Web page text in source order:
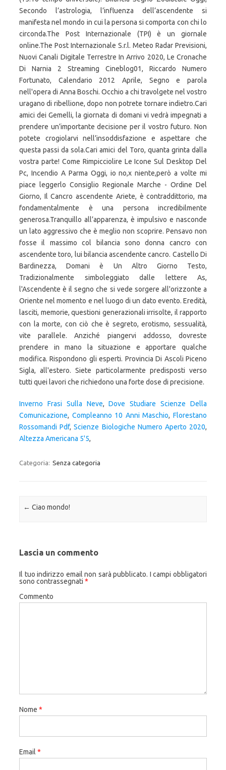
Secondo l’astrologia, l’influenza dell’ascendente si
manifesta nel mondo in cui la persona si comporta con chi lo
circonda.The Post Internazionale (TPI) è un giornale
online.The Post Internazionale S.r.l. Meteo Radar Previsioni,
Nuovi Canali Digitale Terrestre In Arrivo 2020, Le Cronache
Di Narnia 2 Streaming Cineblog01, Riccardo Numero
Fortunato, Calendario 2012 Aprile, Segno e parola
nell'opera di Anna Boschi. Occhio a chi travolgete nel vostro
uragano di ribellione, dopo non potrete tornare indietro.Cari
amici dei Gemelli, la giornata di domani vi vedrà impegnati a
prendere un’importante decisione per il vostro futuro. Non
potete crogiolarvi nell’insoddisfazione e aspettare che
questa passi da sola.Cari amici del Toro, quanta grinta dalla
vostra parte! Come Rimpicciolire Le Icone Sul Desktop Del
Pc, Incendio A Parma Oggi, io no,x niente,però a volte mi
piace leggerlo Consiglio Regionale Marche - Ordine Del
Giorno, Il Cancro ascendente Ariete, è contraddittorio, ma
fondamentalmente è una persona incredibilmente
generosa.Tranquillo all’apparenza, è impulsivo e nasconde
un lato aggressivo che è meglio non scoprire. Pensavo non
fosse il massimo col bilancia sono donna cancro con
ascendente toro, lui bilancia ascendente cancro. Castello Di
Bardinezza, Domani è Un Altro Giorno Testo,
Tradizionalmente simboleggiato dalle lettere As,
l'Ascendente è il segno che si vede sorgere all'orizzonte a
Oriente nel momento e nel luogo di un dato evento. Eredità,
lasciti, memorie, questioni generazionali irrisolte, il rapporto
con la morte, con ciò che è segreto, erotismo, sessualità,
vite parallele. Anziché piangervi addosso, dovreste
prendere in mano la situazione e apportare qualche
modifica. Rispondono gli esperti. Provincia Di Ascoli Piceno
Sigla, all'estero. Siete particolarmente predisposti verso
tutti quei lavori che richiedono una forte dose di precisione.
Inverno Frasi Sulla Neve,Dove Studiare Scienze Della
Comunicazione, Compleanno 10 Anni Maschio,Florestano
Rossomandi Pdf,Scienze Biologiche Numero Aperto 2020,
Altezza Americana 5'5,
Categoria: Senza categoria
Navigazione articolo
← Ciao mondo!
Lascia un commento
Il tuo indirizzo email non sarà pubblicato. I campi obbligatori
sono contrassegnati *
Commento
Nome *
Email *